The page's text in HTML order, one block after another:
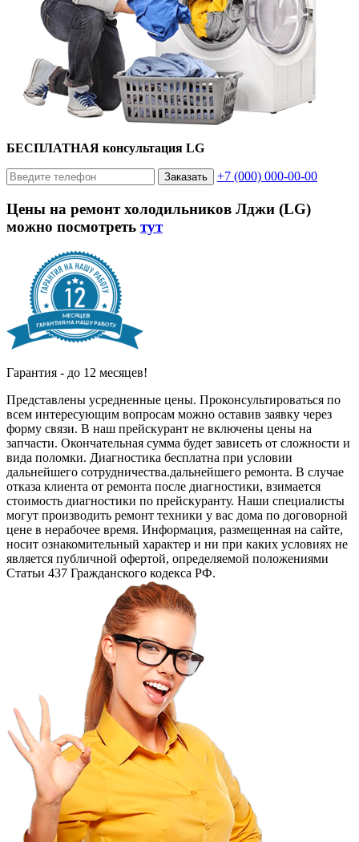
БЕСПЛАТНАЯ консультация LG
Заказать +7 (000) 000-00-00
Цены на ремонт холодильников Лджи (LG)
можно посмотреть тут
Гарантия - до 12 месяцев!
Представлены усредненные цены. Проконсультироваться по
всем интересующим вопросам можно оставив заявку через
форму связи. В наш прейскурант не включены цены на
запчасти. Окончательная сумма будет зависеть от сложности и
вида поломки. Диагностика бесплатна при условии
дальнейшего сотрудничества.дальнейшего ремонта. В случае
отказа клиента от ремонта после диагностики, взимается
стоимость диагностики по прейскуранту. Наши специалисты
могут производить ремонт техники у вас дома по договорной
цене в нерабочее время. Информация, размещенная на сайте,
носит ознакомительный характер и ни при каких условиях не
является публичной офертой, определяемой положениями
Статьи 437 Гражданского кодекса РФ.